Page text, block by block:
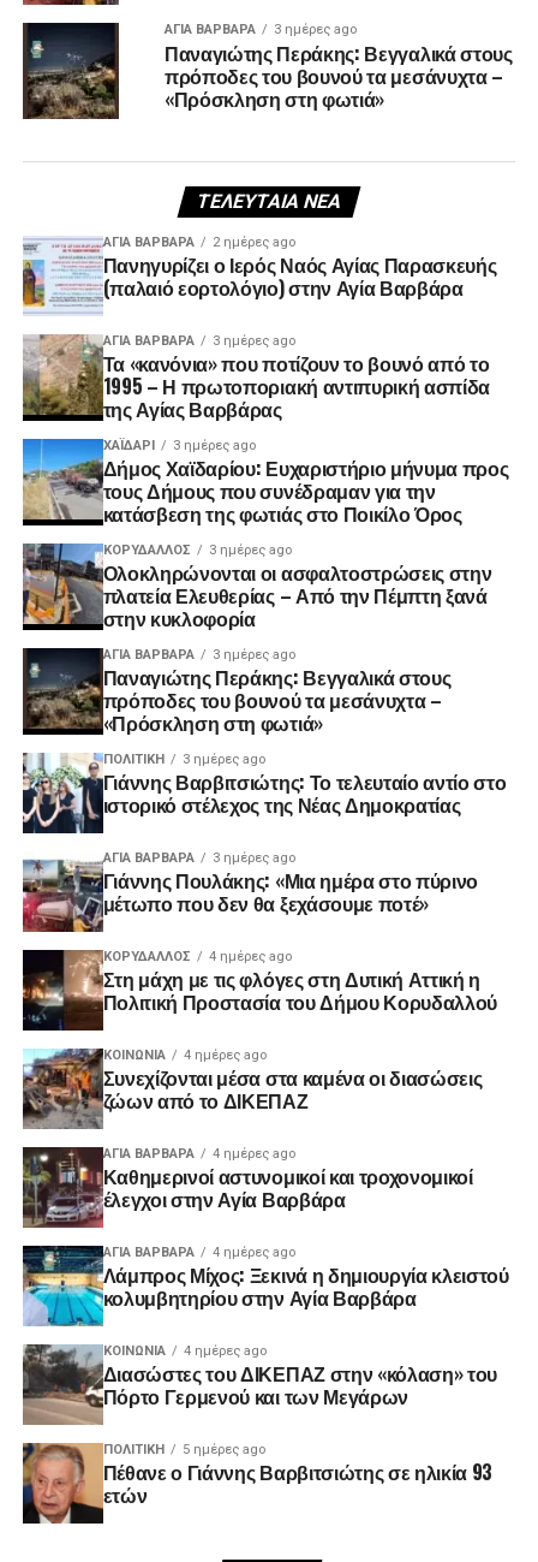
ΑΓΙΑ ΒΑΡΒΑΡΑ 3 ημέρες ago
Παναγιώτης Περάκης: Βεγγαλικά στους
πρόποδες του βουνού τα μεσάνυχτα –
«Πρόσκληση στη φωτιά»
ΤΕΛΕΥΤΑΊΑ ΝΈΑ
ΑΓΙΑ ΒΑΡΒΑΡΑ 2 ημέρες ago
Πανηγυρίζει ο Ιερός Ναός Αγίας Παρασκευής
(παλαιό εορτολόγιο) στην Αγία Βαρβάρα
ΑΓΙΑ ΒΑΡΒΑΡΑ 3 ημέρες ago
Τα «κανόνια» που ποτίζουν το βουνό από το
1995 – Η πρωτοποριακή αντιπυρική ασπίδα
της Αγίας Βαρβάρας
ΧΑΪΔΑΡΙ 3 ημέρες ago
Δήμος Χαϊδαρίου: Ευχαριστήριο μήνυμα προς
τους Δήμους που συνέδραμαν για την
κατάσβεση της φωτιάς στο Ποικίλο Όρος
ΚΟΡΥΔΑΛΛΟΣ 3 ημέρες ago
Ολοκληρώνονται οι ασφαλτοστρώσεις στην
πλατεία Ελευθερίας – Από την Πέμπτη ξανά
στην κυκλοφορία
ΑΓΙΑ ΒΑΡΒΑΡΑ 3 ημέρες ago
Παναγιώτης Περάκης: Βεγγαλικά στους
πρόποδες του βουνού τα μεσάνυχτα –
«Πρόσκληση στη φωτιά»
ΠΟΛΙΤΙΚΉ 3 ημέρες ago
Γιάννης Βαρβιτσιώτης: Το τελευταίο αντίο στο
ιστορικό στέλεχος της Νέας Δημοκρατίας
ΑΓΙΑ ΒΑΡΒΑΡΑ 3 ημέρες ago
Γιάννης Πουλάκης: «Μια ημέρα στο πύρινο
μέτωπο που δεν θα ξεχάσουμε ποτέ»
ΚΟΡΥΔΑΛΛΟΣ 4 ημέρες ago
Στη μάχη με τις φλόγες στη Δυτική Αττική η
Πολιτική Προστασία του Δήμου Κορυδαλλού
ΚΟΙΝΩΝΊΑ 4 ημέρες ago
Συνεχίζονται μέσα στα καμένα οι διασώσεις
ζώων από το ΔΙΚΕΠΑΖ
ΑΓΙΑ ΒΑΡΒΑΡΑ 4 ημέρες ago
Καθημερινοί αστυνομικοί και τροχονομικοί
έλεγχοι στην Αγία Βαρβάρα
ΑΓΙΑ ΒΑΡΒΑΡΑ 4 ημέρες ago
Λάμπρος Μίχος: Ξεκινά η δημιουργία κλειστού
κολυμβητηρίου στην Αγία Βαρβάρα
ΚΟΙΝΩΝΊΑ 4 ημέρες ago
Διασώστες του ΔΙΚΕΠΑΖ στην «κόλαση» του
Πόρτο Γερμενού και των Μεγάρων
ΠΟΛΙΤΙΚΉ 5 ημέρες ago
Πέθανε ο Γιάννης Βαρβιτσιώτης σε ηλικία 93
ετών